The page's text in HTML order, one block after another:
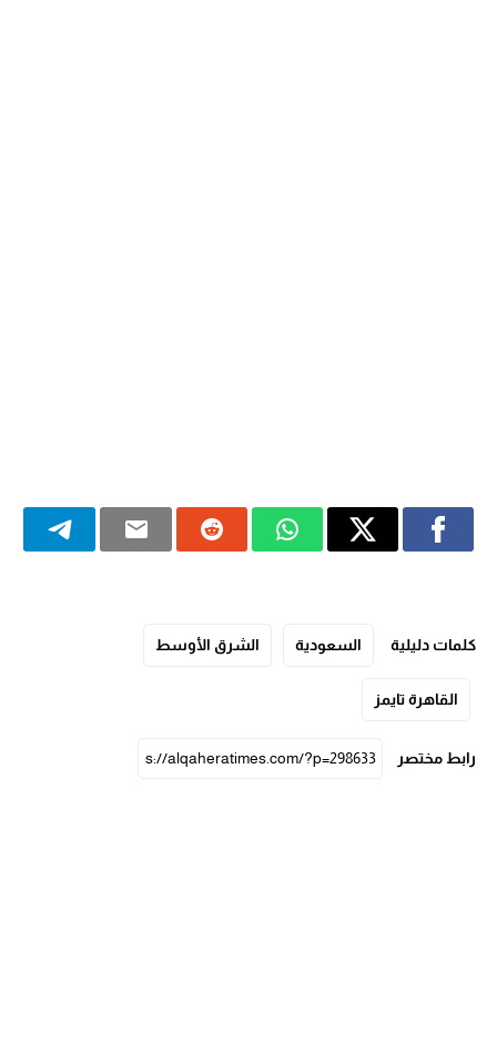
كلمات دليلية السعودية الشرق الأوسط
القاهرة تايمز
رابط مختصر